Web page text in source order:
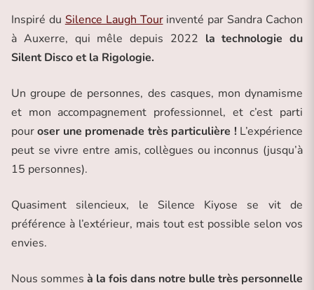
Inspiré du Silence Laugh Tourinventé par Sandra Cachon
à Auxerre, qui mêle depuis 2022 la technologie du
Silent Disco et la Rigologie.
Un groupe de personnes, des casques, mon dynamisme
et mon accompagnement professionnel, et c’est parti
pouroser une promenade très particulière ! L’expérience
peut se vivre entre amis, collègues ou inconnus (jusqu’à
15 personnes).
Quasiment silencieux, le Silence Kiyose se vit de
préférence à l’extérieur, mais tout est possible selon vos
envies.
Nous sommes à la fois dans notre bulle très personnelle